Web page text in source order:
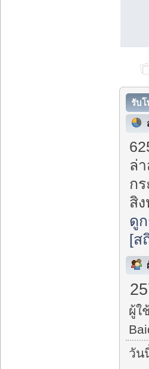
รับโ
ล่
ก
สิ
ดู
[ส
ผู้ใ
วัน